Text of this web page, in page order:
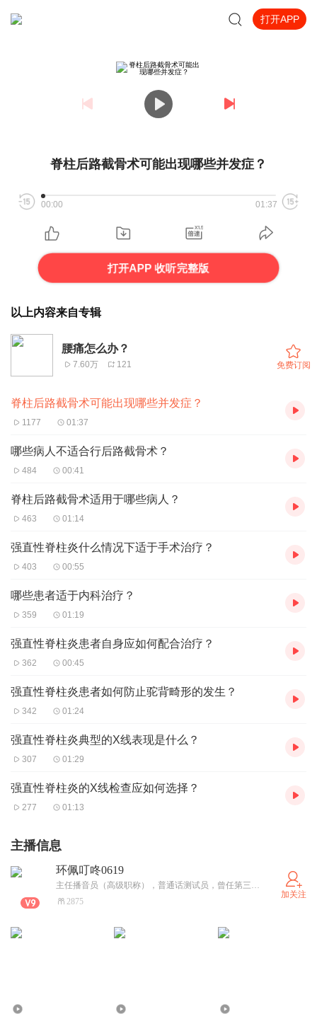
打开APP
脊柱后路截骨术可能出现哪些并发症？
00:00 01:37
打开APP 收听完整版
以上内容来自专辑
腰痛怎么办？
7.60万 121 免费订阅
脊柱后路截骨术可能出现哪些并发症？
1177 01:37
哪些病人不适合行后路截骨术？
484 00:41
脊柱后路截骨术适用于哪些病人？
463 01:14
强直性脊柱炎什么情况下适于手术治疗？
403 00:55
哪些患者适于内科治疗？
359 01:19
强直性脊柱炎患者自身应如何配合治疗？
362 00:45
强直性脊柱炎患者如何防止驼背畸形的发生？
342 01:24
强直性脊柱炎典型的X线表现是什么？
307 01:29
强直性脊柱炎的X线检查应如何选择？
277 01:13
主播信息
环佩叮咚0619
主任播音员（高级职称），普通话测试员，曾任第三届夏青杯网络赛区评委，第五届夏青杯分赛区评委，央视《超级宝贝》分赛区评委，第四届中国少儿小金钟音乐大赛分赛区评委 ，海峡两岸青少年文化艺术盛典分赛区评委，“清远朗读者”朗诵大赛评委，网络有声语言教学名师，市朗诵艺术家协会副主席兼秘书长。多次荣获国家、省、市各类播音作品奖及优秀新闻、专题奖。长期为央视七套、半月谈杂志社、对外汉语考试机构、中国盲文出版社、各级电视台、各类企业、事业、机关、学校配音。培养了大量学员，多次获得全国夏青杯、曹灿杯朗诵大赛及国家级、省市级朗诵、演讲各类大奖。
2875
加关注